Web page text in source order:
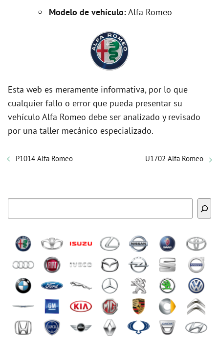
Modelo de vehículo:Alfa Romeo
Esta web es meramente informativa, por lo que
cualquier fallo o error que pueda presentar su
vehículo Alfa Romeo debe ser analizado y revisado
por una taller mecánico especializado.
P1014 Alfa Romeo U1702 Alfa Romeo